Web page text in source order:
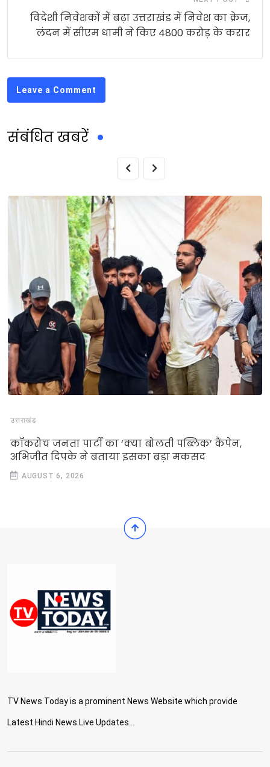
विदेशी निवेशकों में बढ़ा उत्तराखंड में निवेश का क्रेज,
लंदन में सीएम धामी ने किए 4800 करोड़ के करार
Leave a Comment
संबंधित खबरें
उत्तराखंड
कॉकरोच जनता पार्टी का ‘क्या बोलती पब्लिक’ कैंपेन,
अभिजीत दिपके ने बताया इसका बड़ा मकसद
AUGUST 6, 2026
TV News Today is a prominent News Website which provide
Latest Hindi News Live Updates...